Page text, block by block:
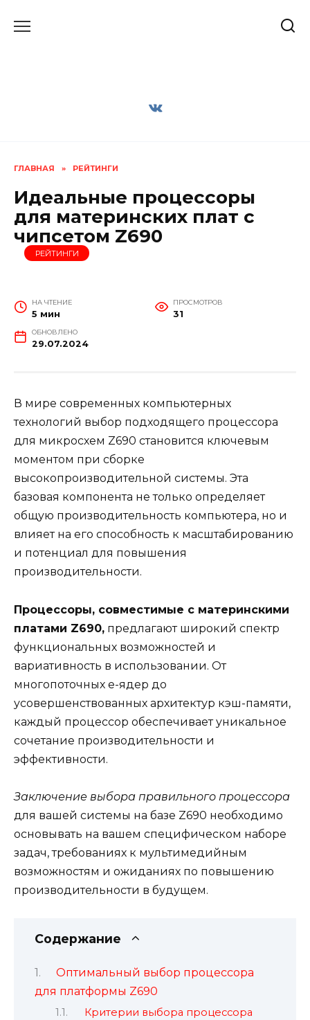
ГЛАВНАЯ » РЕЙТИНГИ
Идеальные процессоры
для материнских плат с
чипсетом Z690
РЕЙТИНГИ
НА ЧТЕНИЕ
5 мин
ПРОСМОТРОВ
31
ОБНОВЛЕНО
29.07.2024
В мире современных компьютерных
технологий выбор подходящего процессора
для микросхем Z690 становится ключевым
моментом при сборке
высокопроизводительной системы. Эта
базовая компонента не только определяет
общую производительность компьютера, но и
влияет на его способность к масштабированию
и потенциал для повышения
производительности.
Процессоры, совместимые с материнскими
платами Z690, предлагают широкий спектр
функциональных возможностей и
вариативность в использовании. От
многопоточных e-ядер до
усовершенствованных архитектур кэш-памяти,
каждый процессор обеспечивает уникальное
сочетание производительности и
эффективности.
Заключение выбора правильного процессора
для вашей системы на базе Z690 необходимо
основывать на вашем специфическом наборе
задач, требованиях к мультимедийным
возможностям и ожиданиях по повышению
производительности в будущем.
Содержание
Оптимальный выбор процессора
для платформы Z690
Критерии выбора процессора